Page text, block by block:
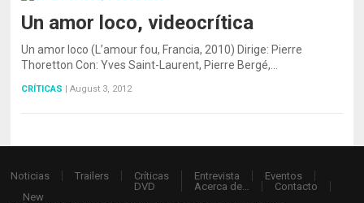
Un amor loco, videocrítica
Un amor loco (L’amour fou, Francia, 2010) Dirige: Pierre
Thoretton Con: Yves Saint-Laurent, Pierre Bergé,…
CRÍTICAS | August 3, 2012
Noticias Trailers
Críticas
DVD
Entrevista
Eventos
Acerca de…
Contacto
New